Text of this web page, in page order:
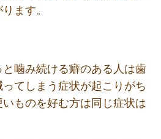
ます。
噛み続ける癖のある人は歯
てしまう症状が起こりがち
ものを好む方は同じ症状は